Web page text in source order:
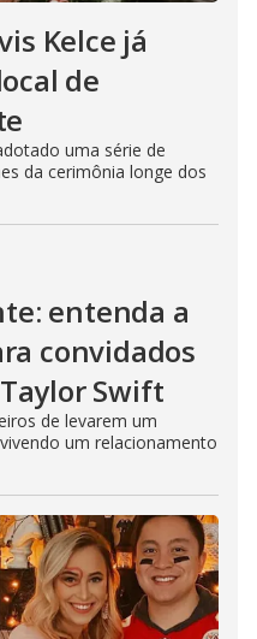
Kelce já
de
uma série de
da cerimônia longe dos
entenda a
convidados
Swift
de levarem um
um relacionamento